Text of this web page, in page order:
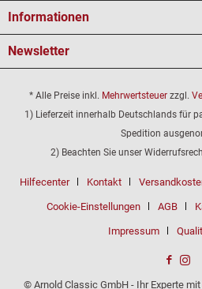
Informationen
Newsletter
* Alle Preise inkl. Mehrwertsteuer zzgl.
1) Lieferzeit innerhalb Deutschlands für
Spedition
2) Beachten Sie unser
Hilfecenter Kontakt
Cookie-Einstellungen AGB
Impressum
© Arnold Classic GmbH - Ihr Experte